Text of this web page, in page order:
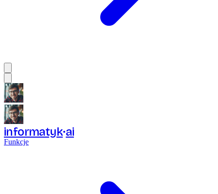
informatyk ai
Funkcje